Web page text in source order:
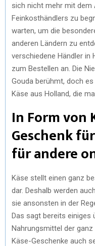
sich nicht mehr mit dem
Feinkosthändlers zu
warten, um die
anderen Ländern zu
verschiedene Händler in
zum Bestellen an. Die
Gouda berühmt, doch
Käse aus Holland, die
In Form von
Geschenk
für andere
Käse stellt einen ganz
dar. Deshalb werden
sie ansonsten in der
Das sagt bereits einiges
Nahrungsmittel der
Käse-Geschenke auch